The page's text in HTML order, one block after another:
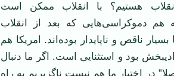
انقلاب هستیم؟ با انقلاب ممکن است
دموکراسی‌هایی که بعد از انقلاب
ناقص و ناپایدار بوده‌اند. امریکا هم
بود و استثنایی است. اگر ما دنبال
در اختیار ما هم نیست ناگزیریم به راه